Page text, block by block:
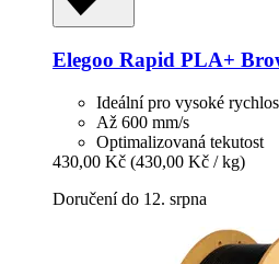
Elegoo Rapid PLA+
Ideální pro vysoké
Až 600 mm/s
Optimalizovaná tekutost
430,00 Kč (430,00 Kč / kg)
Doručení do 12. srpna